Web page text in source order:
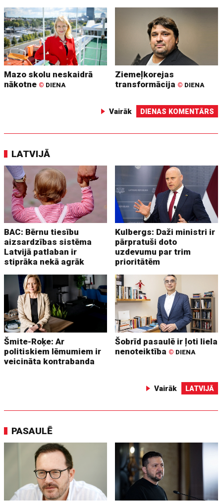
Mazo skolu neskaidrā
nākotne © DIENA
Ziemeļkorejas
transformācija © DIENA
Vairāk DIENAS KOMENTĀRS
LATVIJĀ
BAC: Bērnu tiesību
aizsardzības sistēma
Latvijā patlaban ir
stiprāka nekā agrāk
Kulbergs: Daži ministri ir
pārpratuši doto
uzdevumu par trim
prioritātēm
Šmite-Roķe: Ar
politiskiem lēmumiem ir
veicināta kontrabanda
Šobrīd pasaulē ir ļoti liela
nenoteiktība © DIENA
Vairāk LATVIJĀ
PASAULĒ